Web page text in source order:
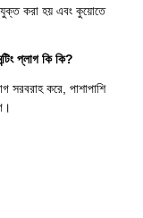
করা হয় এবং কুয়োতে
প্লাগ কি কি?
সরবরাহ করে, পাশাপাশি